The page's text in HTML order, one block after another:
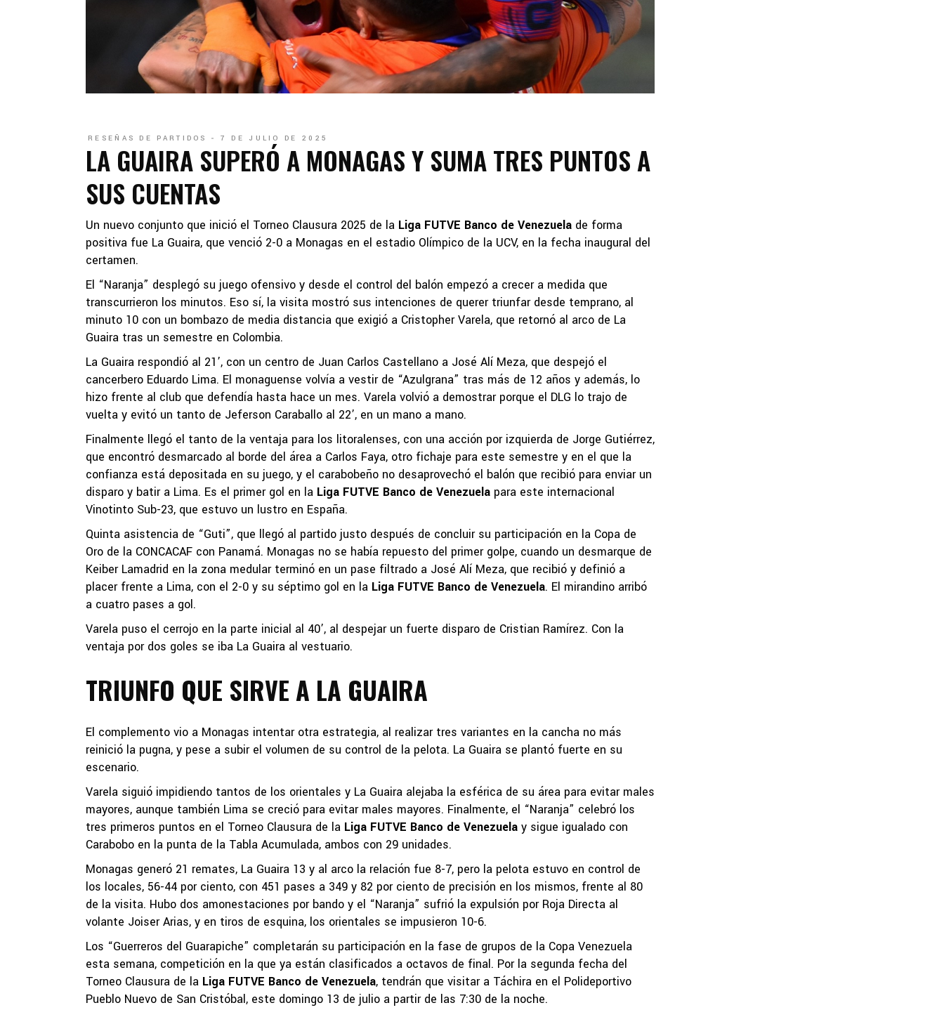
RESEÑAS DE PARTIDOS 7 DE JULIO DE 2025
LA GUAIRA SUPERÓ A MONAGAS Y SUMA TRES PUNTOS A
SUS CUENTAS
Un nuevo conjunto que inició el Torneo Clausura 2025 de la Liga FUTVE Banco de Venezuela de forma
positiva fue La Guaira, que venció 2-0 a Monagas en el estadio Olímpico de la UCV, en la fecha inaugural del
certamen.
El “Naranja” desplegó su juego ofensivo y desde el control del balón empezó a crecer a medida que
transcurrieron los minutos. Eso sí, la visita mostró sus intenciones de querer triunfar desde temprano, al
minuto 10 con un bombazo de media distancia que exigió a Cristopher Varela, que retornó al arco de La
Guaira tras un semestre en Colombia.
La Guaira respondió al 21’, con un centro de Juan Carlos Castellano a José Alí Meza, que despejó el
cancerbero Eduardo Lima. El monaguense volvía a vestir de “Azulgrana” tras más de 12 años y además, lo
hizo frente al club que defendía hasta hace un mes. Varela volvió a demostrar porque el DLG lo trajo de
vuelta y evitó un tanto de Jeferson Caraballo al 22’, en un mano a mano.
Finalmente llegó el tanto de la ventaja para los litoralenses, con una acción por izquierda de Jorge Gutiérrez,
que encontró desmarcado al borde del área a Carlos Faya, otro fichaje para este semestre y en el que la
confianza está depositada en su juego, y el carabobeño no desaprovechó el balón que recibió para enviar un
disparo y batir a Lima. Es el primer gol en la Liga FUTVE Banco de Venezuela para este internacional
Vinotinto Sub-23, que estuvo un lustro en España.
Quinta asistencia de “Guti”, que llegó al partido justo después de concluir su participación en la Copa de
Oro de la CONCACAF con Panamá. Monagas no se había repuesto del primer golpe, cuando un desmarque de
Keiber Lamadrid en la zona medular terminó en un pase filtrado a José Alí Meza, que recibió y definió a
placer frente a Lima, con el 2-0 y su séptimo gol en la Liga FUTVE Banco de Venezuela. El mirandino arribó
a cuatro pases a gol.
Varela puso el cerrojo en la parte inicial al 40’, al despejar un fuerte disparo de Cristian Ramírez. Con la
ventaja por dos goles se iba La Guaira al vestuario.
TRIUNFO QUE SIRVE A LA GUAIRA
El complemento vio a Monagas intentar otra estrategia, al realizar tres variantes en la cancha no más
reinició la pugna, y pese a subir el volumen de su control de la pelota. La Guaira se plantó fuerte en su
escenario.
Varela siguió impidiendo tantos de los orientales y La Guaira alejaba la esférica de su área para evitar males
mayores, aunque también Lima se creció para evitar males mayores. Finalmente, el “Naranja” celebró los
tres primeros puntos en el Torneo Clausura de la Liga FUTVE Banco de Venezuela y sigue igualado con
Carabobo en la punta de la Tabla Acumulada, ambos con 29 unidades.
Monagas generó 21 remates, La Guaira 13 y al arco la relación fue 8-7, pero la pelota estuvo en control de
los locales, 56-44 por ciento, con 451 pases a 349 y 82 por ciento de precisión en los mismos, frente al 80
de la visita. Hubo dos amonestaciones por bando y el “Naranja” sufrió la expulsión por Roja Directa al
volante Joiser Arias, y en tiros de esquina, los orientales se impusieron 10-6.
Los “Guerreros del Guarapiche” completarán su participación en la fase de grupos de la Copa Venezuela
esta semana, competición en la que ya están clasificados a octavos de final. Por la segunda fecha del
Torneo Clausura de la Liga FUTVE Banco de Venezuela, tendrán que visitar a Táchira en el Polideportivo
Pueblo Nuevo de San Cristóbal, este domingo 13 de julio a partir de las 7:30 de la noche.